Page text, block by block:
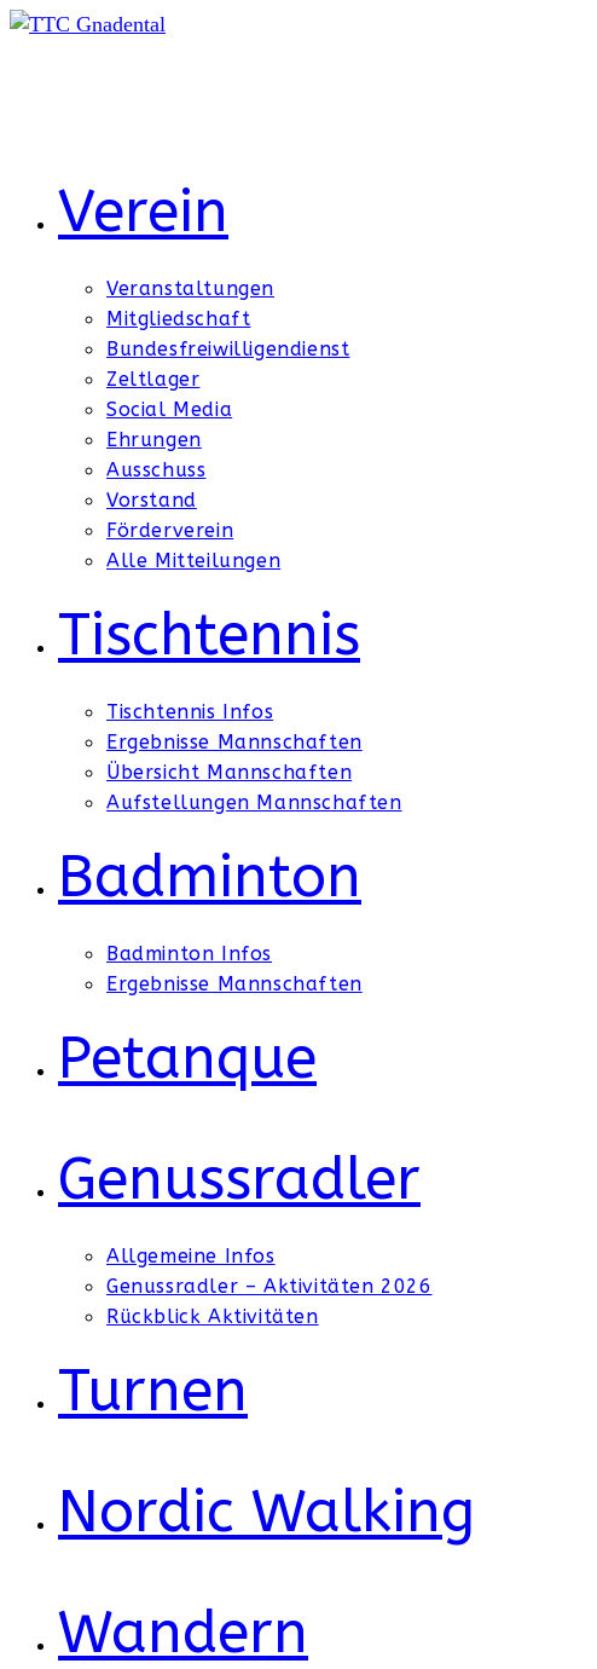
Zum
Verein
Veranstaltungen
Mitgliedschaft
Bundesfreiwilligendienst
Zeltlager
Social Media
Ehrungen
Ausschuss
Vorstand
Förderverein
Alle Mitteilungen
Tischtennis
Tischtennis Infos
Ergebnisse Mannschaften
Übersicht Mannschaften
Aufstellungen Mannschaften
Badminton
Badminton Infos
Ergebnisse Mannschaften
Petanque
Genussradler
Allgemeine Infos
Genussradler – Aktivitäten 2026
Rückblick Aktivitäten
Turnen
Nordic Walking
Wandern